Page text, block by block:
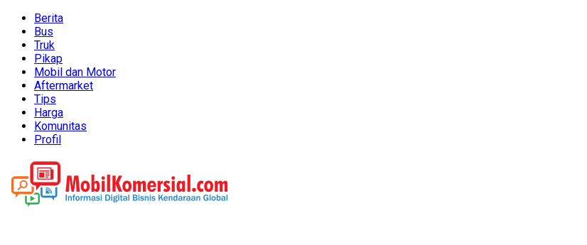
Berita
Bus
Truk
Pikap
Mobil dan Motor
Aftermarket
Tips
Harga
Komunitas
Profil